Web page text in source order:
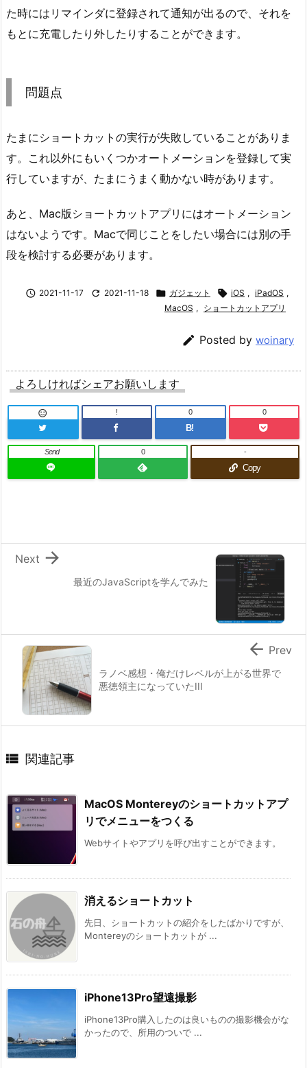
た時にはリマインダに登録されて通知が出るので、それを
もとに充電したり外したりすることができます。
問題点
たまにショートカットの実行が失敗していることがありま
す。これ以外にもいくつかオートメーションを登録して実
行していますが、たまにうまく動かない時があります。
あと、Mac版ショートカットアプリにはオートメーション
はないようです。Macで同じことをしたい場合には別の手
段を検討する必要があります。
 2021-11-17  2021-11-18  ガジェット  iOS , iPadOS ,
MacOS , ショートカットアプリ
 Posted by woinary
よろしければシェアお願いします
 !
B!
0 0
Send 0
Copy
-
最近のJavaScriptを学んでみた

Next
ラノベ感想・俺だけレベルが上がる世界で
悪徳領主になっていたIII
 Prev
 関連記事
MacOS Montereyのショートカットアプ
リでメニューをつくる
Webサイトやアプリを呼び出すことができます。
消えるショートカット
先日、ショートカットの紹介をしたばかりですが、
Montereyのショートカットが ...
iPhone13Pro望遠撮影
iPhone13Pro購入したのは良いものの撮影機会がな
かったので、所用のついで ...